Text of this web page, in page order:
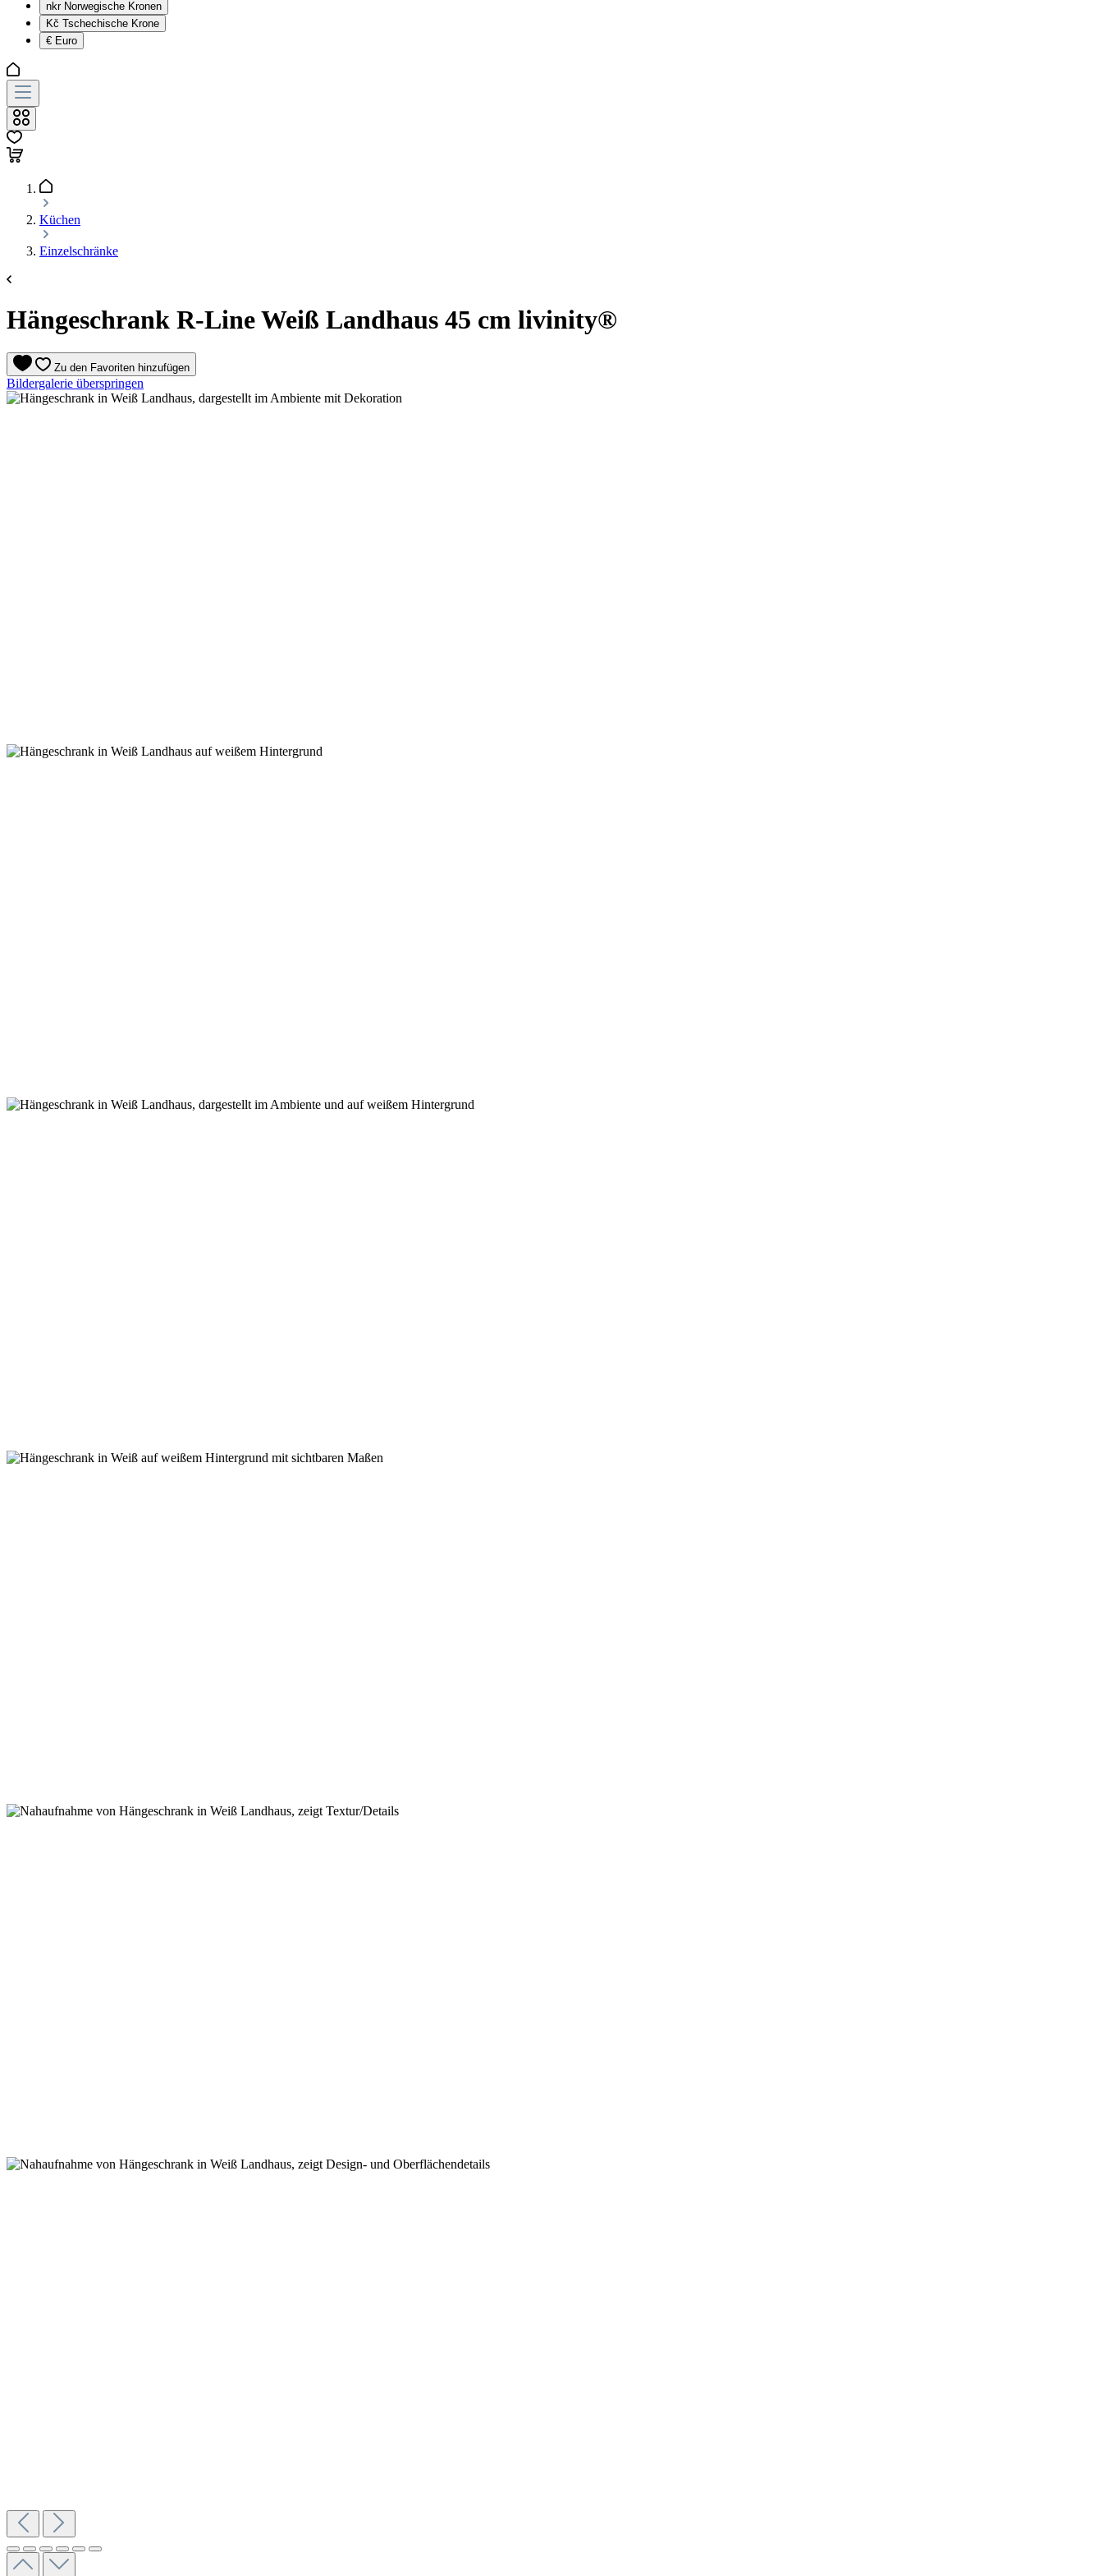
nkr Norwegische Kronen
Kč Tschechische Krone
€ Euro
Küchen
Einzelschränke
Hängeschrank R-Line Weiß Landhaus 45 cm livinity®
Zu den Favoriten hinzufügen
Bildergalerie überspringen